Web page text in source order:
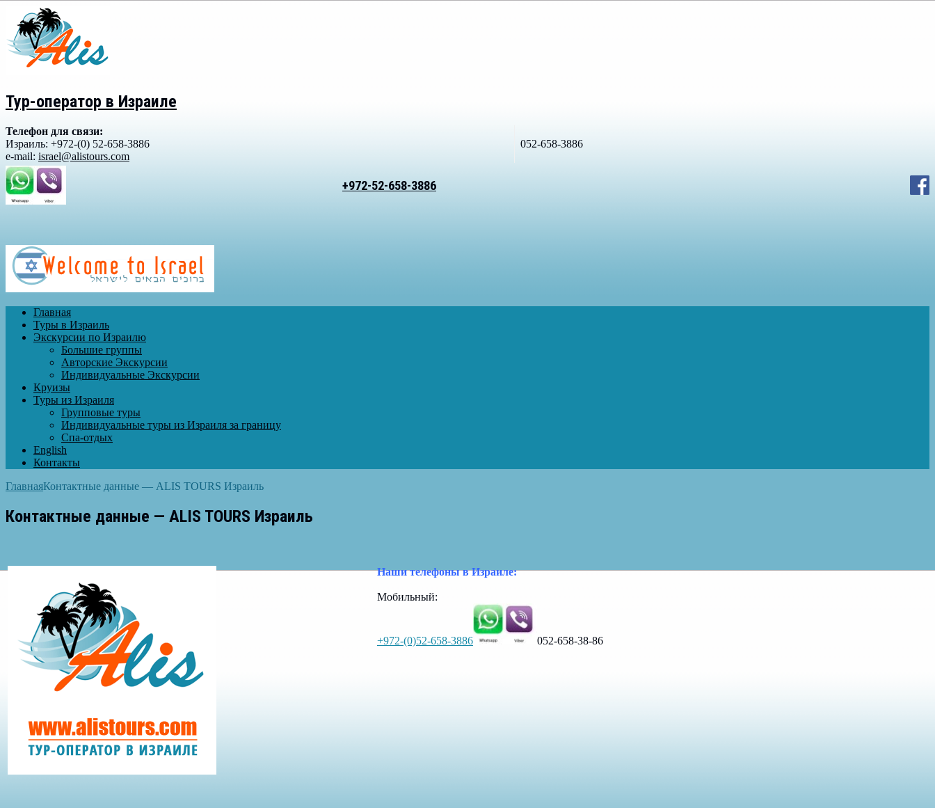
Тур-оператор в Израиле
Телефон для связи:
Израиль: +972-(0) 52-658-3886
052-658-3886
e-mail: israel@alistours.com
+972-52-658-3886
Главная
Туры в Израиль
Экскурсии по Израилю
Большие группы
Авторские Экскурсии
Индивидуальные Экскурсии
Круизы
Туры из Израиля
Групповые туры
Индивидуальные туры из Израиля за границу
Спа-отдых
English
Контакты
ГлавнаяКонтактные данные — ALIS TOURS Израиль
Контактные данные — ALIS TOURS Израиль
Наши телефоны в Израиле:
Мобильный:
+972-(0)52-658-3886 052-658-38-86